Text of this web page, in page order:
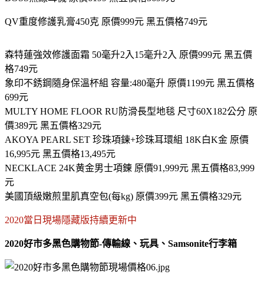
QV重度修護乳膏450克 原價999元 黑五價格749元
森特蓮強效修護面霜 50毫升2入15毫升2入 原價999元 黑五價
格749元
象印不銹鋼隨身保溫杯組 容量:480毫升 原價1199元 黑五價格
699元
MULTY HOME FLOOR RU防滑長型地毯 尺寸60X182公分 原
價389元 黑五價格329元
AKOYA PEARL SET 珍珠項鍊+珍珠耳環組 18K白K金 原價
16,995元 黑五價格13,495元
NECKLACE 24K黄金男士項錬 原價91,999元 黑五價格83,999
元
美國頂級嫩煎里肌真空包(每kg) 原價399元 黑五價格329元
2020當日現場隱藏版持續更新中
2020好市多黑色購物節-傳輸線、玩具、Samsonite行李箱